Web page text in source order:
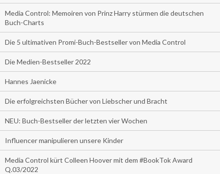
Media Control: Memoiren von Prinz Harry stürmen die deutschen
Buch-Charts
Die 5 ultimativen Promi-Buch-Bestseller von Media Control
Die Medien-Bestseller 2022
Hannes Jaenicke
Die erfolgreichsten Bücher von Liebscher und Bracht
NEU: Buch-Bestseller der letzten vier Wochen
Influencer manipulieren unsere Kinder
Media Control kürt Colleen Hoover mit dem #BookTok Award
Q.03/2022